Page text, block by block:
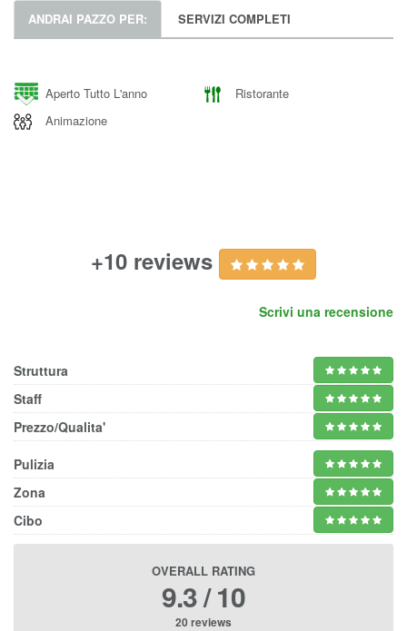
ANDRAI PAZZO PER: SERVIZI COMPLETI
Aperto Tutto L'anno
Ristorante
Animazione
+10 reviews
Scrivi una recensione
Struttura
Staff
Prezzo/Qualita'
Pulizia
Zona
Cibo
OVERALL RATING
9.3 / 10
20 reviews